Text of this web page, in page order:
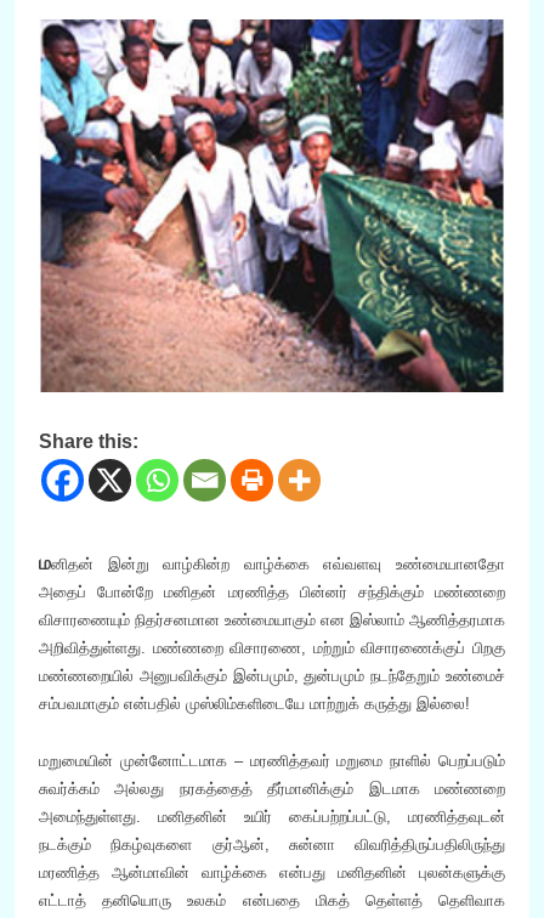
Share this:
மனிதன் இன்று வாழ்கின்ற வாழ்க்கை எவ்வளவு உண்மையானதோ
அதைப் போன்றே மனிதன் மரணித்த பின்னர் சந்திக்கும் மண்ணறை
விசாரணையும் நிதர்சனமான உண்மையாகும் என இஸ்லாம் ஆணித்தரமாக
அறிவித்துள்ளது. மண்ணறை விசாரணை, மற்றும் விசாரணைக்குப் பிறகு
மண்ணறையில் அனுபவிக்கும் இன்பமும், துன்பமும் நடந்தேறும் உண்மைச்
சம்பவமாகும் என்பதில் முஸ்லிம்களிடையே மாற்றுக் கருத்து இல்லை!
மறுமையின் முன்னோட்டமாக – மரணித்தவர் மறுமை நாளில் பெறப்படும்
சுவர்க்கம் அல்லது நரகத்தைத் தீர்மானிக்கும் இடமாக மண்ணறை
அமைந்துள்ளது. மனிதனின் உயிர் கைப்பற்றப்பட்டு, மரணித்தவுடன்
நடக்கும் நிகழ்வுகளை குர்ஆன், சுன்னா விவரித்திருப்பதிலிருந்து
மரணித்த ஆன்மாவின் வாழ்க்கை என்பது மனிதனின் புலன்களுக்கு
எட்டாத் தனியொரு உலகம் என்பதை மிகத் தெள்ளத் தெளிவாக